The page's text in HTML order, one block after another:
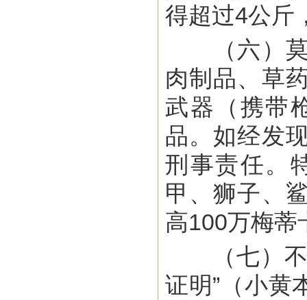
得超过4公斤
（六）莫
肉制品、草
武器（携带
品。如经发
刑事责任。
甲、狮子、
高100万梅蒂
（七）不
证明”（小黄